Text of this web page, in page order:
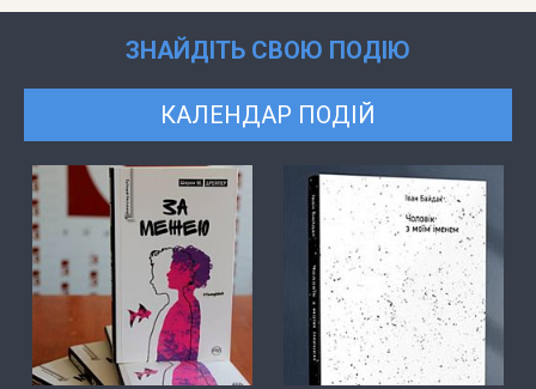
ЗНАЙДІТЬ СВОЮ ПОДІЮ
КАЛЕНДАР ПОДІЙ